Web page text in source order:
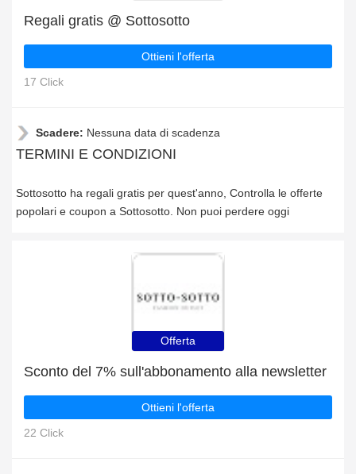
Regali gratis @ Sottosotto
Ottieni l'offerta
17 Click
Scadere: Nessuna data di scadenza
TERMINI E CONDIZIONI
Sottosotto ha regali gratis per quest'anno, Controlla le offerte
popolari e coupon a Sottosotto. Non puoi perdere oggi
Offerta
Sconto del 7% sull'abbonamento alla newsletter
Ottieni l'offerta
22 Click